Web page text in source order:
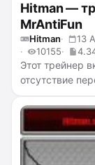
Hitman —
MrAntiFun
Hitman 13
10155
Этот трейнер
отсутствие